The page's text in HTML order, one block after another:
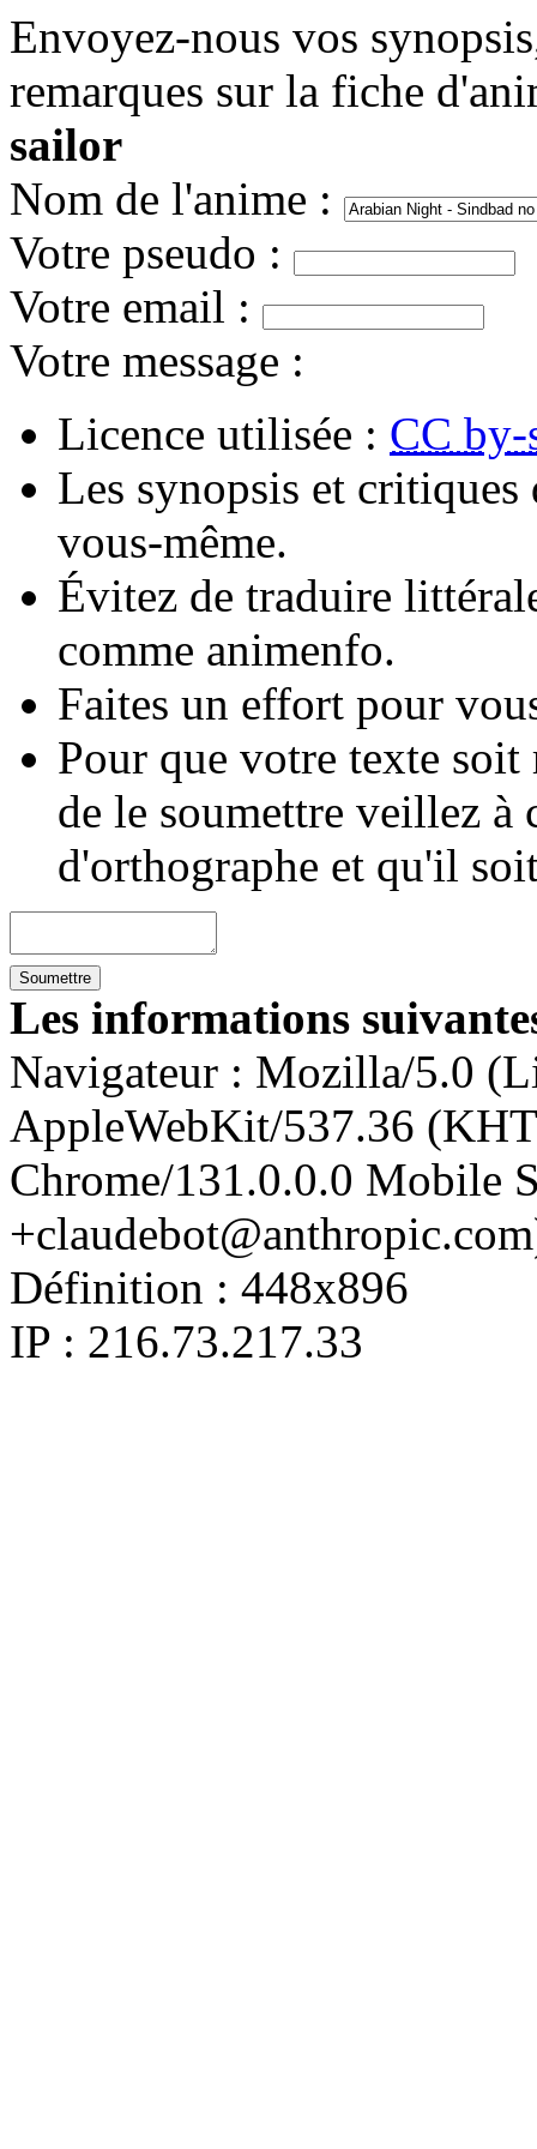
Envoyez-nous vos
remarques sur la fiche
sailor
Nom de l'anime :
Votre pseudo :
Votre email :
Votre message :
Licence utilisée : CC by-
Les synopsis et
vous-même.
Évitez de traduire
comme animenfo.
Faites un effort pour
Pour que votre texte
de le soumettre veillez à
d'orthographe et qu'il
Les informations
Navigateur : Mozilla/5.0
AppleWebKit/537.36
Chrome/131.0.0.0 Mobile
Définition : 448x896
IP : 216.73.217.33